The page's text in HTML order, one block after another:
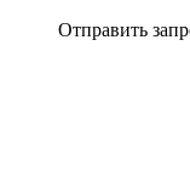
Отправить